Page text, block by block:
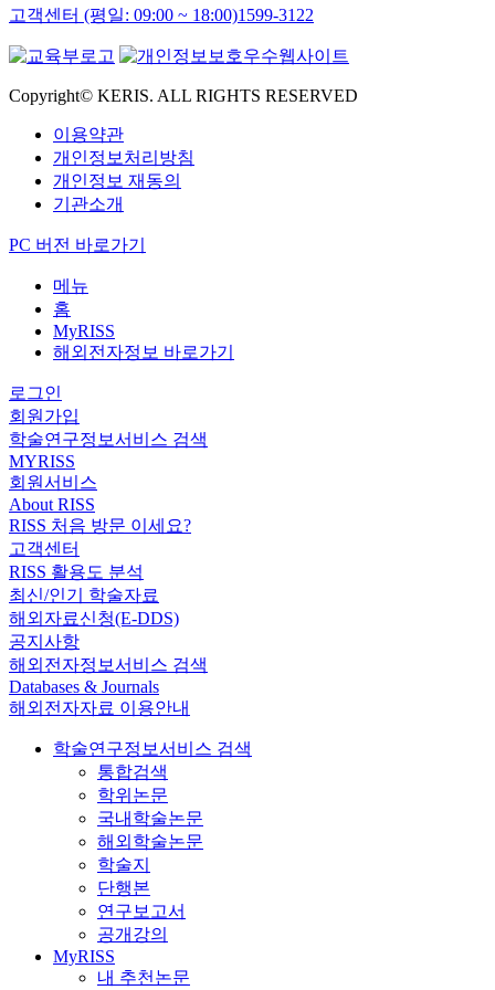
고객센터 (평일: 09:00 ~ 18:00)1599-3122
Copyright© KERIS. ALL RIGHTS RESERVED
이용약관
개인정보처리방침
개인정보 재동의
기관소개
PC 버전 바로가기
메뉴
홈
MyRISS
해외전자정보 바로가기
로그인
회원가입
학술연구정보서비스 검색
MYRISS
회원서비스
About RISS
RISS 처음 방문 이세요?
고객센터
RISS 활용도 분석
최신/인기 학술자료
해외자료신청(E-DDS)
공지사항
해외전자정보서비스 검색
Databases & Journals
해외전자자료 이용안내
학술연구정보서비스 검색
통합검색
학위논문
국내학술논문
해외학술논문
학술지
단행본
연구보고서
공개강의
MyRISS
내 추천논문